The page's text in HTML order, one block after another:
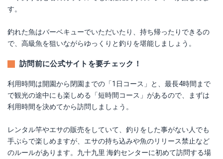
す。
釣れた魚はバーベキューでいただいたり、持ち帰ったりできるの
で、高級魚を狙いながらゆっくりと釣りを堪能しましょう。
訪問前に公式サイトを要チェック！
利用時間は開園から閉園までの「1日コース」と、最長4時間まで
で観光の途中にも楽しめる「短時間コース」があるので、まずは
利用時間を決めてから訪問しましょう。
レンタル竿やエサの販売をしていて、釣りをした事がない人でも
手ぶらで楽しめますが、エサの持ち込みや魚のリリース禁止など
のルールがあります。九十九里 海釣センターに初めて訪問する場